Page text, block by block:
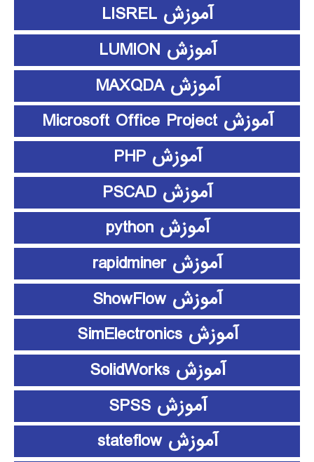
آموزش LISREL
آموزش LUMION
آموزش MAXQDA
آموزش Microsoft Office Project
آموزش PHP
آموزش PSCAD
آموزش python
آموزش rapidminer
آموزش ShowFlow
آموزش SimElectronics
آموزش SolidWorks
آموزش SPSS
آموزش stateflow